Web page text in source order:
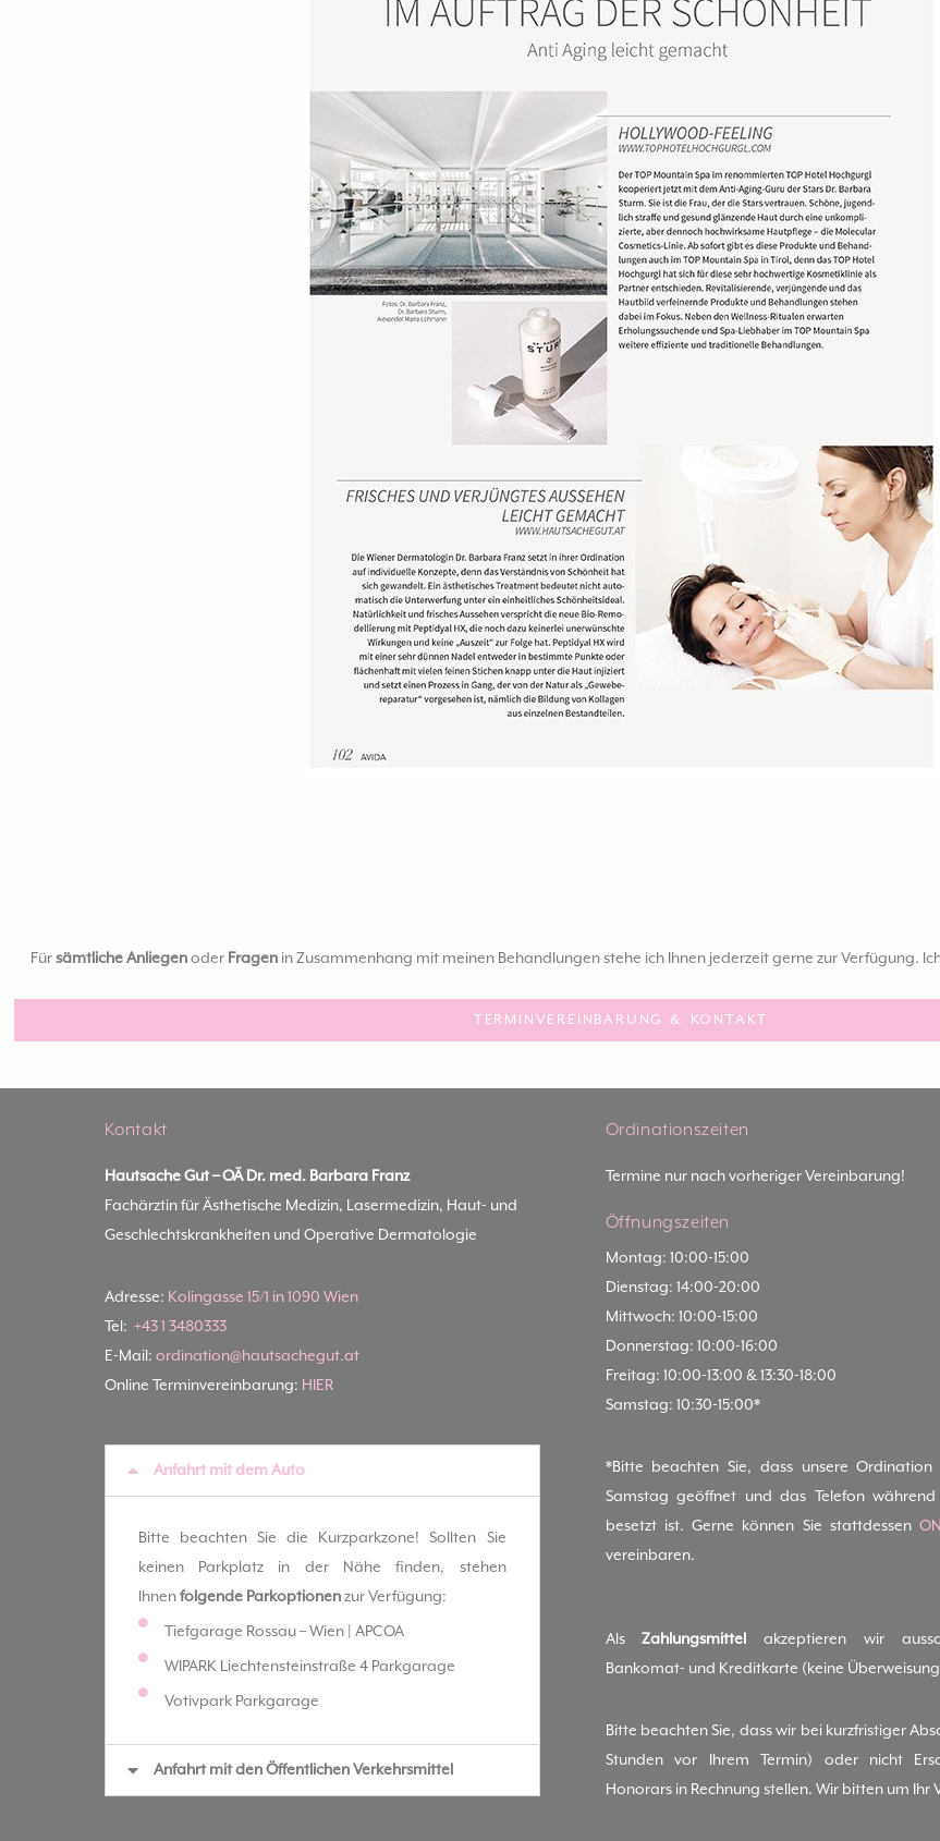
Fürsämtliche Anliegenoder Fragen in Zusammenhang mit meinen Behandlungen stehe ich Ihnen jederzeit gerne zur Verfügung.
TERMINVEREINBARUNG & KONTAKT
Kontakt
Hautsache Gut –OÄ Dr. med. Barbara Franz
Fachärztin für Ästhetische Medizin, Lasermedizin, Haut- und
Geschlechtskrankheiten und Operative Dermatologie
Adresse: Kolingasse 15/1 in 1090 Wien
Tel: +43 1 3480333
E-Mail: ordination@hautsachegut.at
Online Terminvereinbarung: HIER
Anfahrt mit dem Auto
Bitte beachten Sie die Kurzparkzone! Sollten Sie
keinen Parkplatz in der Nähe finden, stehen
Ihnenfolgende Parkoptionenzur Verfügung:
Tiefgarage Rossau – Wien | APCOA
WIPARK Liechtensteinstraße 4 Parkgarage
Votivpark Parkgarage
Anfahrt mit den Öffentlichen Verkehrsmittel
Ordinationszeiten
Termine nur nach vorheriger Vereinbarung!
Öffnungszeiten
Montag: 10:00-15:00
Dienstag: 14:00-20:00
Mittwoch: 10:00-15:00
Donnerstag: 10:00-16:00
Freitag: 10:00-13:00 & 13:30-18:00
Samstag: 10:30-15:00*
*Bitte beachten Sie, dass unsere
Samstag geöffnet und das Telefon während
besetzt ist. Gerne können Sie stattdessen
vereinbaren.
AlsZahlungsmittel
akzeptieren wir
Bankomat- und Kreditkarte (keine
Bitte beachten Sie, dass wir bei kurzfristiger
Stunden vor Ihrem Termin) oder nicht
Honorars in Rechnung stellen. Wir bitten um Ihr